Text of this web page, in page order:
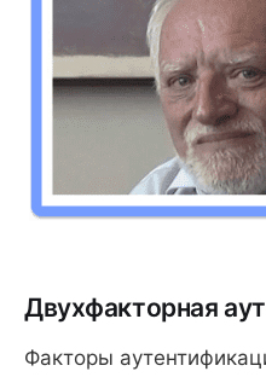
Двухфакторная
Факторы